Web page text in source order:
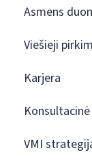
Asmens
Viešieji
Karjera
VMI